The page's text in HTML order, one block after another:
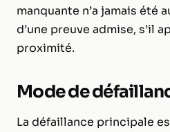
manquante n’a jamais
d’une preuve admise, s’il
proximité.
Mode de
La défaillance principale